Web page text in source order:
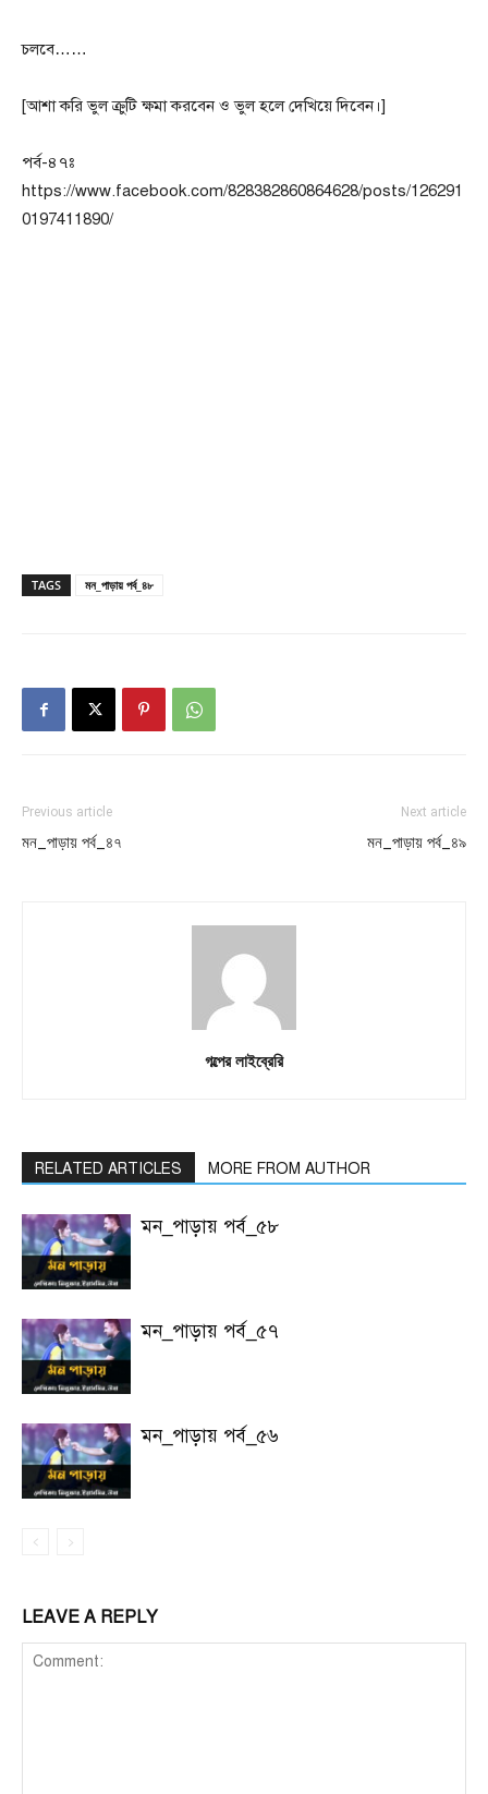
চলবে……
[আশা করি ভুল ক্রুটি ক্ষমা করবেন ও ভুল হলে দেখিয়ে দিবেন।]
পর্ব-৪৭ঃ
https://www.facebook.com/828382860864628/posts/126291
0197411890/
TAGS মন_পাড়ায় পর্ব_৪৮
Previous article
মন_পাড়ায় পর্ব_৪৭
Next article
মন_পাড়ায় পর্ব_৪৯
গল্পের লাইব্রেরি
RELATED ARTICLES MORE FROM AUTHOR
মন_পাড়ায় পর্ব_৫৮
মন_পাড়ায় পর্ব_৫৭
মন_পাড়ায় পর্ব_৫৬
LEAVE A REPLY